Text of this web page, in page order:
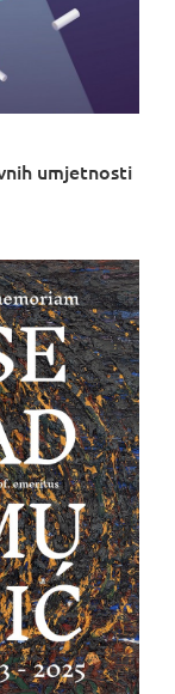
umjetnosti